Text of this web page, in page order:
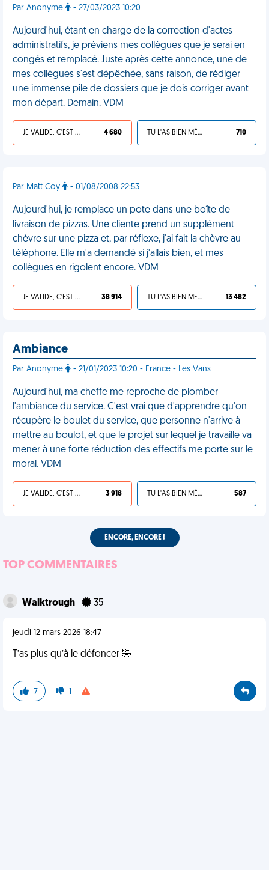
Par Anonyme - 27/03/2023 10:20
Aujourd'hui, étant en charge de la correction d'actes
administratifs, je préviens mes collègues que je serai en
congés et remplacé. Juste après cette annonce, une de
mes collègues s'est dépêchée, sans raison, de rédiger
une immense pile de dossiers que je dois corriger avant
mon départ. Demain. VDM
JE VALIDE, C'EST UNE VDM 4 680 TU L'AS BIEN MÉRITÉ 710
Par Matt Coy - 01/08/2008 22:53
Aujourd'hui, je remplace un pote dans une boîte de
livraison de pizzas. Une cliente prend un supplément
chèvre sur une pizza et, par réflexe, j'ai fait la chèvre au
téléphone. Elle m'a demandé si j'allais bien, et mes
collègues en rigolent encore. VDM
JE VALIDE, C'EST UNE VDM 38 914 TU L'AS BIEN MÉRITÉ 13 482
Ambiance
Par Anonyme - 21/01/2023 10:20 - France - Les Vans
Aujourd'hui, ma cheffe me reproche de plomber
l'ambiance du service. C'est vrai que d'apprendre qu'on
récupère le boulet du service, que personne n'arrive à
mettre au boulot, et que le projet sur lequel je travaille va
mener à une forte réduction des effectifs me porte sur le
moral. VDM
JE VALIDE, C'EST UNE VDM 3 918 TU L'AS BIEN MÉRITÉ 587
ENCORE, ENCORE !
TOP COMMENTAIRES
Walktrough 35
jeudi 12 mars 2026 18:47
T’as plus qu’à le défoncer 🤣
7 1